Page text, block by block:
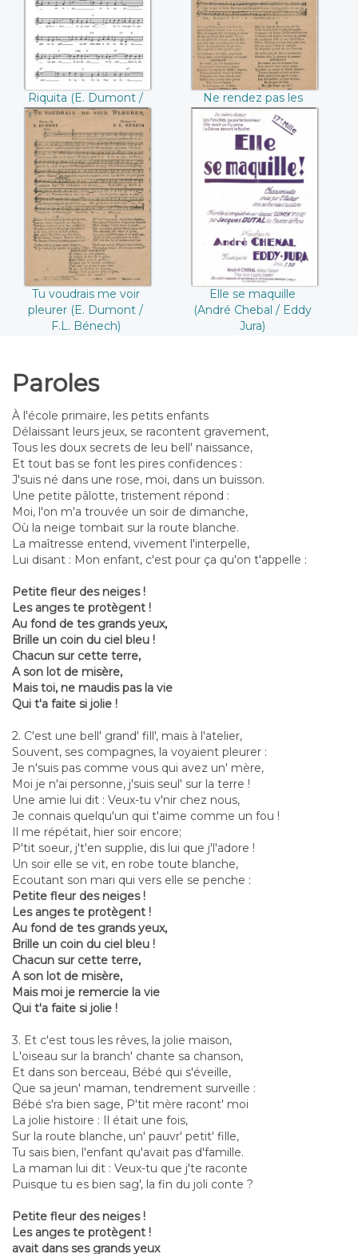
Bénech))
Riquita (E. Dumont /
F.L. Bénech)
Dumont / F.L.
Bénech))
Ne rendez pas les
hommes fous (E.
Dumont / F.L.
Bénech)
Tu voudrais me
voir pleurer ((E.
Dumont / F.L.
Bénech))
Tu voudrais me voir
pleurer (E. Dumont /
F.L. Bénech)
Elle se maquille
(André Chebal /
Eddy Jura)
Elle se maquille
(André Chebal / Eddy
Jura)
Paroles
À l'école primaire, les petits enfants
Délaissant leurs jeux, se racontent gravement,
Tous les doux secrets de leu bell' naissance,
Et tout bas se font les pires confidences :
J'suis né dans une rose, moi, dans un buisson.
Une petite pâlotte, tristement répond :
Moi, l'on m'a trouvée un soir de dimanche,
Où la neige tombait sur la route blanche.
La maîtresse entend, vivement l'interpelle,
Lui disant : Mon enfant, c'est pour ça qu'on t'appelle :
Petite fleur des neiges !
Les anges te protègent !
Au fond de tes grands yeux,
Brille un coin du ciel bleu !
Chacun sur cette terre,
A son lot de misère,
Mais toi, ne maudis pas la vie
Qui t'a faite si jolie !
2. C'est une bell' grand' fill', mais à l'atelier,
Souvent, ses compagnes, la voyaient pleurer :
Je n'suis pas comme vous qui avez un' mère,
Moi je n'ai personne, j'suis seul' sur la terre !
Une amie lui dit : Veux-tu v'nir chez nous,
Je connais quelqu'un qui t'aime comme un fou !
Il me répétait, hier soir encore;
P'tit soeur, j't'en supplie, dis lui que j'l'adore !
Un soir elle se vit, en robe toute blanche,
Ecoutant son mari qui vers elle se penche :
Petite fleur des neiges !
Les anges te protègent !
Au fond de tes grands yeux,
Brille un coin du ciel bleu !
Chacun sur cette terre,
A son lot de misère,
Mais moi je remercie la vie
Qui t'a faite si jolie !
3. Et c'est tous les rêves, la jolie maison,
L'oiseau sur la branch' chante sa chanson,
Et dans son berceau, Bébé qui s'éveille,
Que sa jeun' maman, tendrement surveille :
Bébé s'ra bien sage, P'tit mère racont' moi
La jolie histoire : Il était une fois,
Sur la route blanche, un' pauvr' petit' fille,
Tu sais bien, l'enfant qu'avait pas d'famille.
La maman lui dit : Veux-tu que j'te raconte
Puisque tu es bien sag', la fin du joli conte ?
Petite fleur des neiges !
Les anges te protègent !
avait dans ses grands yeux